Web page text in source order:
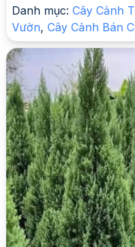
Danh mục: Cây Cảnh
Vườn, Cây Cảnh Bán